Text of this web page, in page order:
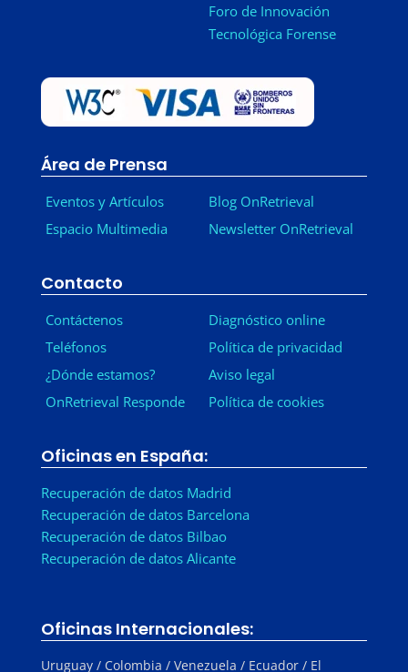
Foro de Innovación
Tecnológica Forense
Área de Prensa
Eventos y Artículos
Espacio Multimedia
Blog OnRetrieval
Newsletter OnRetrieval
Contacto
Contáctenos
Teléfonos
¿Dónde estamos?
OnRetrieval Responde
Diagnóstico online
Política de privacidad
Aviso legal
Política de cookies
Oficinas en España:
Recuperación de datos Madrid
Recuperación de datos Barcelona
Recuperación de datos Bilbao
Recuperación de datos Alicante
Oficinas Internacionales:
Uruguay / Colombia / Venezuela / Ecuador / El